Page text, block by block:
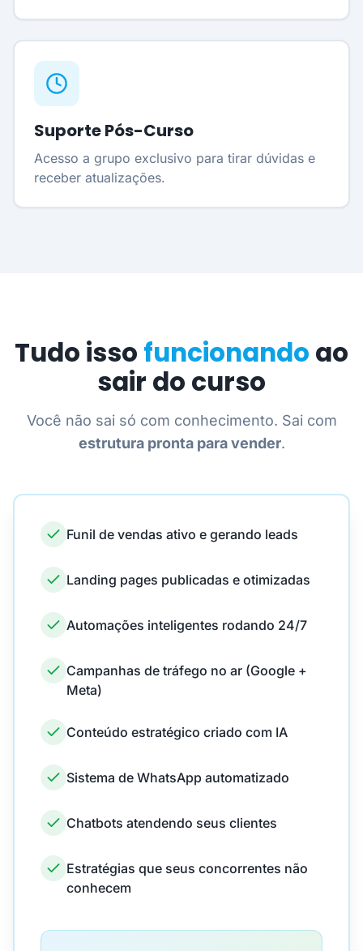
Suporte Pós-Curso
Acesso a grupo exclusivo para tirar dúvidas e
receber atualizações.
Tudo isso funcionando ao
sair do curso
Você não sai só com conhecimento. Sai com
estrutura pronta para vender.
Funil de vendas ativo e gerando leads
Landing pages publicadas e otimizadas
Automações inteligentes rodando 24/7
Campanhas de tráfego no ar (Google +
Meta)
Conteúdo estratégico criado com IA
Sistema de WhatsApp automatizado
Chatbots atendendo seus clientes
Estratégias que seus concorrentes não
conhecem